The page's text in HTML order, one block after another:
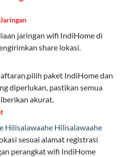
sesuai kebutuhan.
pilihan paket yang
hemat hingga premium.
kebutuhan, baik untuk
hiburan.
dasar, Paket
fitur lengkap,
pengguna yang
internet tinggi.
jaringan wifi IndiHome di
share lokasi.
paket IndiHome dan
diperlukan, pastikan semua
akurat.
Hilisalawaahe Hilisalawaahe
sesuai alamat registrasi
perangkat wifi IndiHome